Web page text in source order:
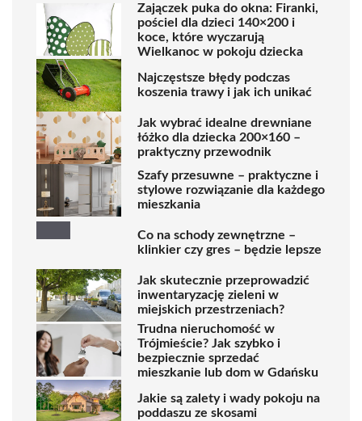
Zajączek puka do okna: Firanki,
pościel dla dzieci 140×200 i
koce, które wyczarują
Wielkanoc w pokoju dziecka
Najczęstsze błędy podczas
koszenia trawy i jak ich unikać
Jak wybrać idealne drewniane
łóżko dla dziecka 200×160 –
praktyczny przewodnik
Szafy przesuwne – praktyczne i
stylowe rozwiązanie dla każdego
mieszkania
Co na schody zewnętrzne –
klinkier czy gres – będzie lepsze
Jak skutecznie przeprowadzić
inwentaryzację zieleni w
miejskich przestrzeniach?
Trudna nieruchomość w
Trójmieście? Jak szybko i
bezpiecznie sprzedać
mieszkanie lub dom w Gdańsku
Jakie są zalety i wady pokoju na
poddaszu ze skosami